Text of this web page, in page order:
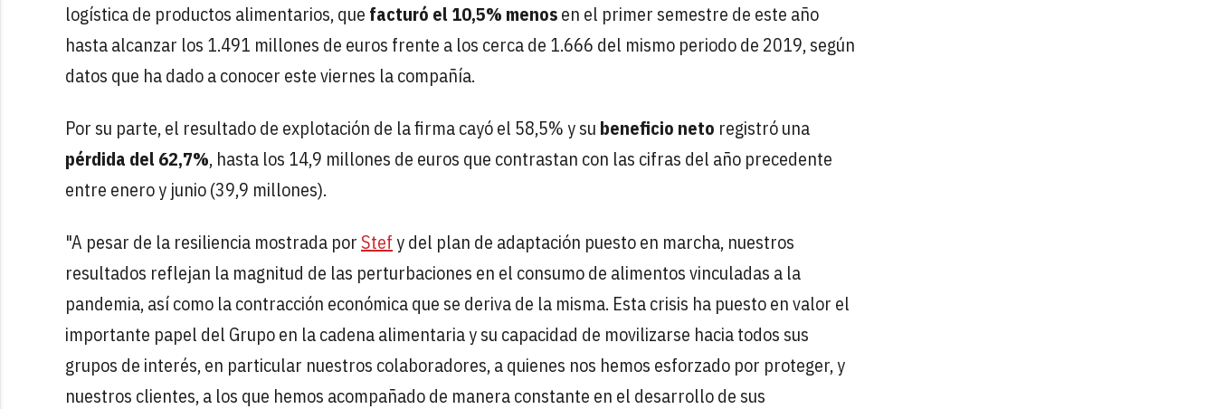
logística de productos alimentarios, que facturó el 10,5% menosen el primer semestre de este año
hasta alcanzar los 1.491 millones de euros frente a los cerca de 1.666 del mismo periodo de 2019, según
datos que ha dado a conocer este viernes la compañía.
Por su parte, el resultado de explotación de la firma cayó el 58,5% y su beneficio neto registró una
pérdida del 62,7%, hasta los 14,9 millones de euros que contrastan con las cifras del año precedente
entre enero y junio (39,9 millones).
"A pesar de la resiliencia mostrada porStefy del plan de adaptación puesto en marcha, nuestros
resultados reflejan la magnitud de las perturbaciones en el consumo de alimentos vinculadas a la
pandemia, así como la contracción económica que se deriva de la misma. Esta crisis ha puesto en valor el
importante papel del Grupo en la cadena alimentaria y su capacidad de movilizarse hacia todos sus
grupos de interés, en particular nuestros colaboradores, a quienes nos hemos esforzado por proteger, y
nuestros clientes, a los que hemos acompañado de manera constante en el desarrollo de sus